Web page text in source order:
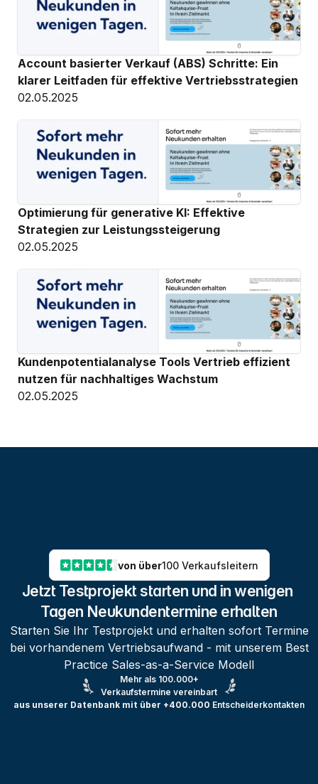
Account basierter Verkauf (ABS) Schritte: Ein
klarer Leitfaden für effektive Vertriebsstrategien
02.05.2025
Optimierung für generative KI: Effektive
Strategien zur Leistungssteigerung
02.05.2025
Kundenpotentialanalyse Tools Vertrieb effizient
nutzen für nachhaltiges Wachstum
02.05.2025
von über100 Verkaufsleitern
Jetzt Testprojekt starten und in wenigen
Tagen Neukundentermine erhalten
Starten Sie Ihr Testprojekt und erhalten sofort Termine
bei vorhandenem Vertriebsaufwand - mit unserem Best
Practice Sales-as-a-Service Modell
Mehr als 100.000+
Verkaufstermine vereinbart
aus unserer Datenbank mit über +400.000 Entscheiderkontakten